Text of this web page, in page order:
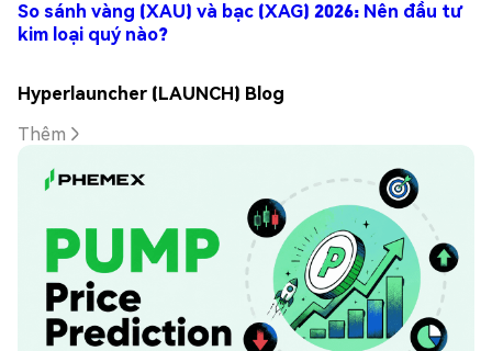
So sánh vàng (XAU) và bạc (XAG) 2026: Nên đầu tư
kim loại quý nào?
Hyperlauncher (LAUNCH) Blog
Thêm